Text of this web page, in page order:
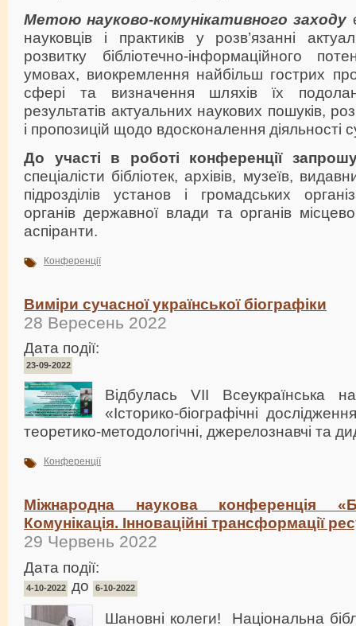
Метою науково-комунікативного заходу
науковців і практиків у розв’язанні
розвитку бібліотечно-інформаційного
умовах, виокремлення найбільш гострих
сфері та визначення шляхів їх
результатів актуальних наукових пошуків,
і пропозицій щодо вдосконалення діяльності
До участі в роботі конференції
спеціалісти бібліотек, архівів, музеїв,
підрозділів установ і громадських
органів державної влади та органів
аспіранти.
Конференції
Виміри сучасної української біографіки
28 Вересень 2022
Дата події:
23-09-2022
Відбулась VІІ Всеукраїнська
«Історико-біографічні
теоретико-методологічні, джерелознавчі та
Конференції
Міжнародна наукова конференція
Комунікація. Інноваційні трансформації
29 Червень 2022
Дата події:
4-10-2022 до 6-10-2022
Шановні колеги! Національна